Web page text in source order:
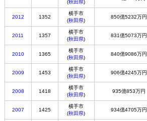
(秋田県)
2012 1352
横手市
(秋田県)
850億5232万円
2011 1357
横手市
(秋田県)
831億5073万円
2010 1365
横手市
(秋田県)
840億9086万円
2009 1453
横手市
(秋田県)
906億4245万円
2008 1418
横手市
(秋田県)
935億853万円
2007 1425
横手市
(秋田県)
934億4705万円